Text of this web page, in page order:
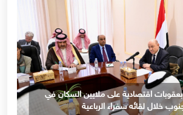
بعقوبات اقتصادية على ملايين السكان في
خلال لقائه سفراء الرباعية